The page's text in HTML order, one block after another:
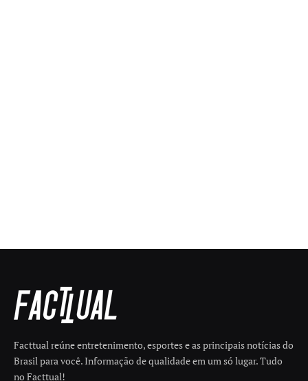
Facttual reúne entretenimento, esportes e as principais notícias do
Brasil para você. Informação de qualidade em um só lugar. Tudo
no Facttual!